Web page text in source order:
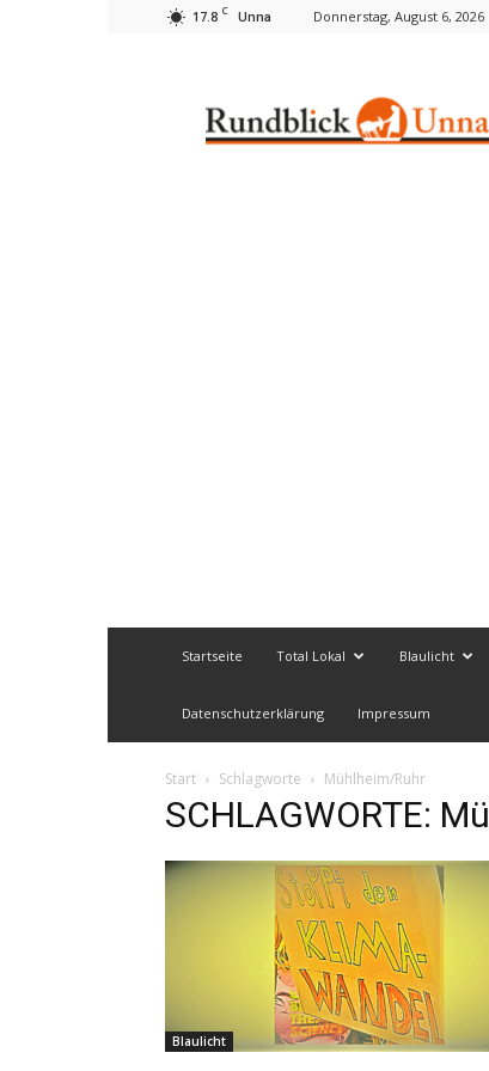
17.8 C Unna Donnerstag, August 6, 2026
Startseite Total Lokal Blaulicht
Datenschutzerklärung Impressum
Start Schlagworte Mühlheim/Ruhr
SCHLAGWORTE:
Blaulicht